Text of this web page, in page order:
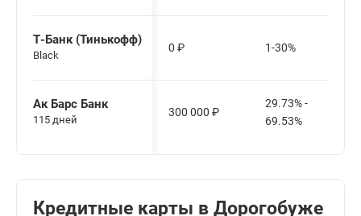
Т-Банк (Тинькофф)
Black
0 ₽ 1-30%
Ак Барс Банк
115 дней
300 000 ₽
29.73% -
69.53%
Кредитные карты в Дорогобуже